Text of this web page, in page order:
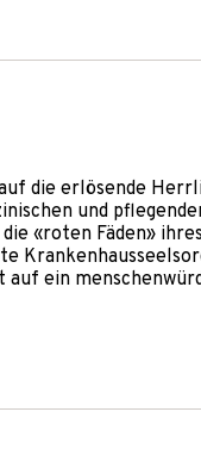
die erlösende
und
«roten Fäden»
ein